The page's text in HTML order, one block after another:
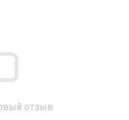
отзыв